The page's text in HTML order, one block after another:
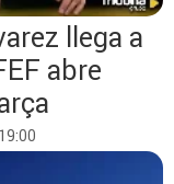
llega a
abre